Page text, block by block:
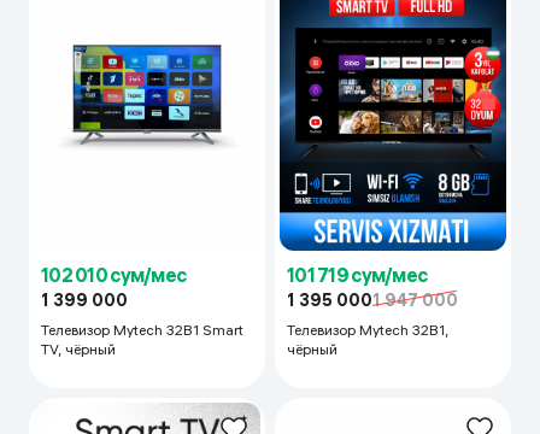
102 010 сум/мес
1 399 000
Телевизор Mytech 32B1 Smart
TV, чёрный
101 719 сум/мес
1 395 0001 947 000
Телевизор Mytech 32B1,
чёрный